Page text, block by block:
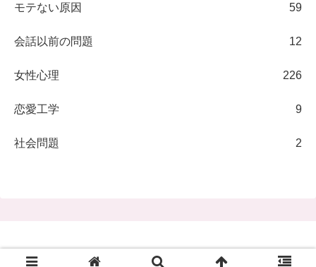
モテない原因 59
会話以前の問題 12
女性心理 226
恋愛工学 9
社会問題 2
© 2014-2026 女性心理とセルフイメージ.